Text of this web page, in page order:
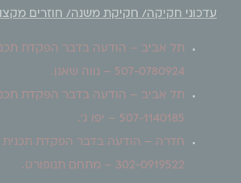
עדכוני חקיקה/ חקיקת משנה/ חוזרים
תל אביב – הודעה בדבר הפקדת
507-0780924 – נווה שאנן.
תל אביב – הודעה בדבר הפקדת
507-1140185 – יפו ג'.
חדרה – הודעה בדבר הפקדת
302-0919522 – מתחם תנופורט .